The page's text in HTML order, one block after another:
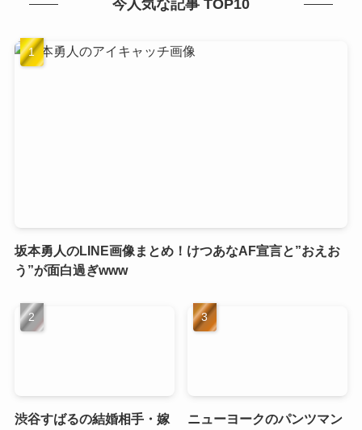
今人気な記事 TOP10
坂本勇人のLINE画像まとめ！けつあなAF宣言と”おえお
う”が面白過ぎwww
渋谷すばるの結婚相手・嫁
ニューヨークのパンツマン